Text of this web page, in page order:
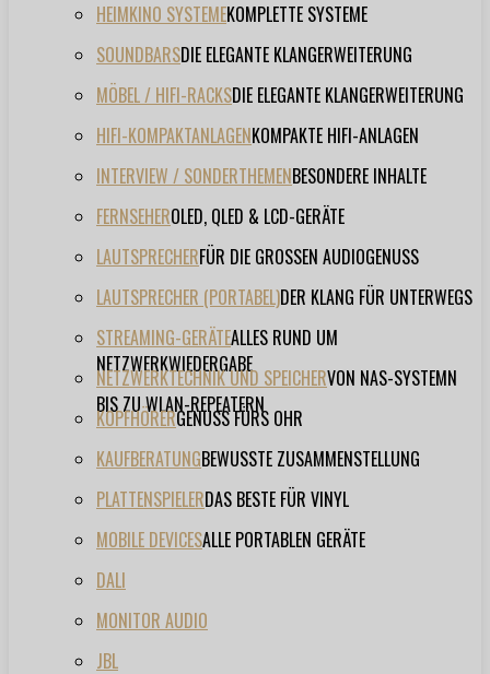
HEIMKINO SYSTEMEKOMPLETTE SYSTEME
SOUNDBARSDIE ELEGANTE KLANGERWEITERUNG
MÖBEL / HIFI-RACKSDIE ELEGANTE KLANGERWEITERUNG
HIFI-KOMPAKTANLAGENKOMPAKTE HIFI-ANLAGEN
INTERVIEW / SONDERTHEMENBESONDERE INHALTE
FERNSEHEROLED, QLED & LCD-GERÄTE
LAUTSPRECHERFÜR DIE GROSSEN AUDIOGENUSS
LAUTSPRECHER (PORTABEL)DER KLANG FÜR UNTERWEGS
STREAMING-GERÄTEALLES RUND UM
NETZWERKWIEDERGABE
NETZWERKTECHNIK UND SPEICHERVON NAS-SYSTEMN
BIS ZU WLAN-REPEATERN
KOPFHÖRERGENUSS FÜRS OHR
KAUFBERATUNGBEWUSSTE ZUSAMMENSTELLUNG
PLATTENSPIELERDAS BESTE FÜR VINYL
MOBILE DEVICESALLE PORTABLEN GERÄTE
DALI
MONITOR AUDIO
JBL